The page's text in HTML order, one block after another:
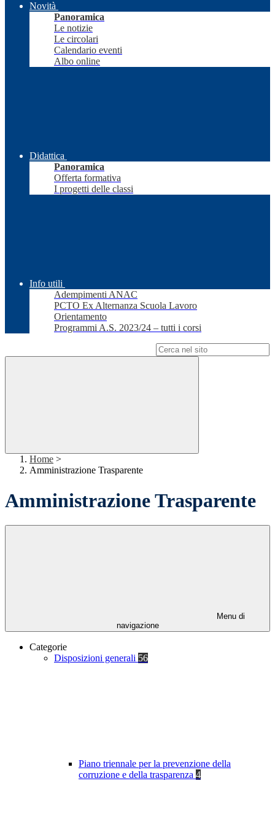
Novità
Panoramica
Le notizie
Le circolari
Calendario eventi
Albo online
Didattica
Panoramica
Offerta formativa
I progetti delle classi
Info utili
Adempimenti ANAC
PCTO Ex Alternanza Scuola Lavoro
Orientamento
Programmi A.S. 2023/24 – tutti i corsi
Home >
Amministrazione Trasparente
Amministrazione Trasparente
Menu di
navigazione
Categorie
Disposizioni generali 56
Piano triennale per la prevenzione della
corruzione e della trasparenza 4